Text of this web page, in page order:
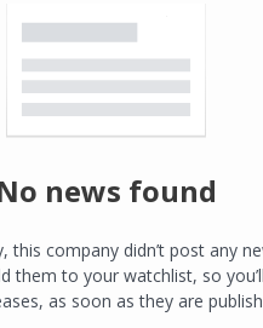
news found
this company didn’t post any
them to your watchlist, so
as soon as they are